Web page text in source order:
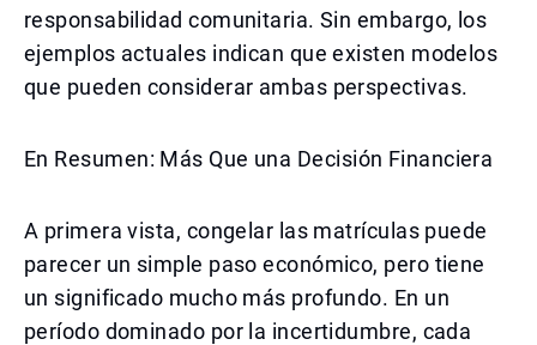
responsabilidad comunitaria. Sin embargo, los
ejemplos actuales indican que existen modelos
que pueden considerar ambas perspectivas.
En Resumen: Más Que una Decisión Financiera
A primera vista, congelar las matrículas puede
parecer un simple paso económico, pero tiene
un significado mucho más profundo. En un
período dominado por la incertidumbre, cada